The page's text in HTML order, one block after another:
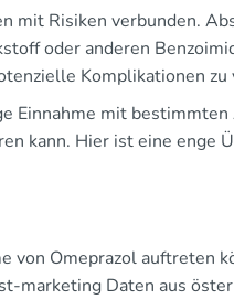
mit Risiken verbunden.
oder anderen
Komplikationen zu
Einnahme mit
kann. Hier ist eine enge
von Omeprazol auftreten
marketing Daten aus